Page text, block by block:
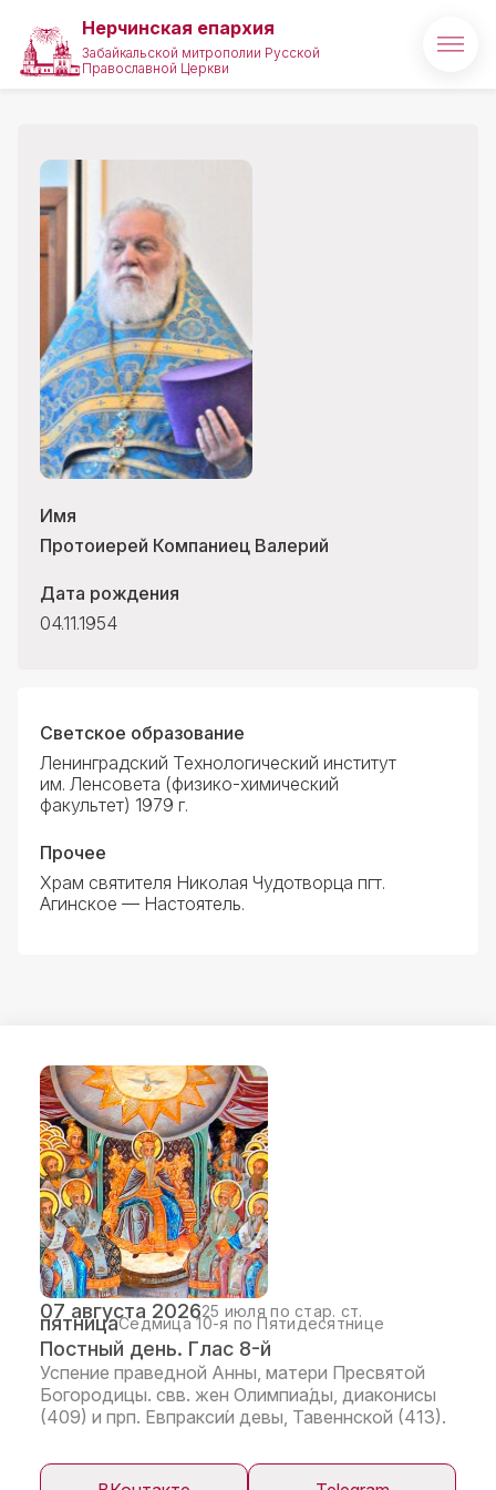
Нерчинская епархия
Забайкальской митрополии Русской
Православной Церкви
Архипастырь
Новости
Медиа
Проекты
Святые и святыни
Полезные ссылки
Контакты
Имя
Протоиерей Компаниец Валерий
Дата рождения
04.11.1954
Светское образование
Ленинградский Технологический институт
им. Ленсовета (физико-химический
факультет) 1979 г.
Прочее
Храм святителя Николая Чудотворца пгт.
Агинское — Настоятель.
07 августа 202625 июля по стар. ст.
пятницаСедмица 10-я по Пятидесятнице
Постный день. Глас 8-й
Успение праведной Анны, матери Пресвятой
Богородицы. свв. жен Олимпиа́ды, диаконисы
(409) и прп. Евпракси́и девы, Тавеннской (413).